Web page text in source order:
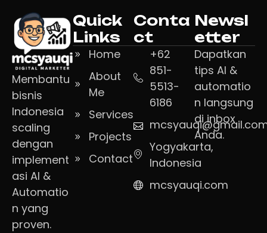
Membantu
bisnis
Indonesia
scaling
dengan
implement
asi AI &
Automatio
n yang
proven.
Quick
Links
Home
About
Me
Services
Projects
Contact
Conta
ct
+62
851-
5513-
6186
Yogyakarta,
Indonesia
mcsyauqi.com
Newsl
etter
Dapatkan
tips AI &
automatio
n langsung
di inbox
Anda.